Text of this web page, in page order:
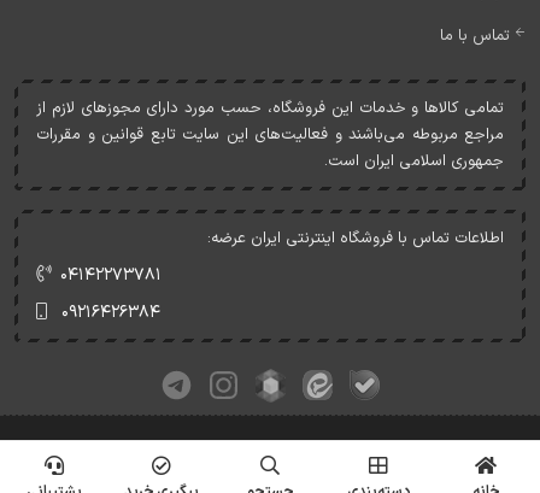
تماس با ما
تمامی کالاها و خدمات اين فروشگاه، حسب مورد دارای مجوزهای لازم از
مراجع مربوطه می‌باشند و فعاليت‌های اين سايت تابع قوانين و مقررات
جمهوری اسلامی ايران است.
اطلاعات تماس با فروشگاه اینترنتی ایران عرضه:
۰۴۱۴۲۲۷۳۷۸۱
۰۹۲۱۶۴۲۶۳۸۴